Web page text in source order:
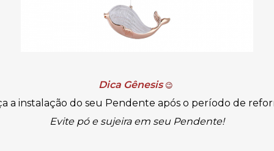
Dica Gênesis 😉
a instalação do seu Pendente após o período de
Evite pó e sujeira em seu Pendente!